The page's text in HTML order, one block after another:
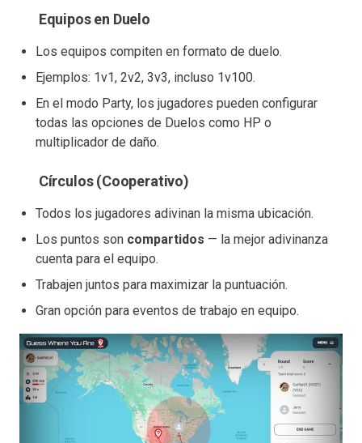
Equipos en Duelo
Los equipos compiten en formato de duelo.
Ejemplos: 1v1, 2v2, 3v3, incluso 1v100.
En el modo Party, los jugadores pueden configurar
todas las opciones de Duelos como HP o
multiplicador de daño.
Círculos (Cooperativo)
Todos los jugadores adivinan la misma ubicación.
Los puntos son compartidos — la mejor adivinanza
cuenta para el equipo.
Trabajen juntos para maximizar la puntuación.
Gran opción para eventos de trabajo en equipo.